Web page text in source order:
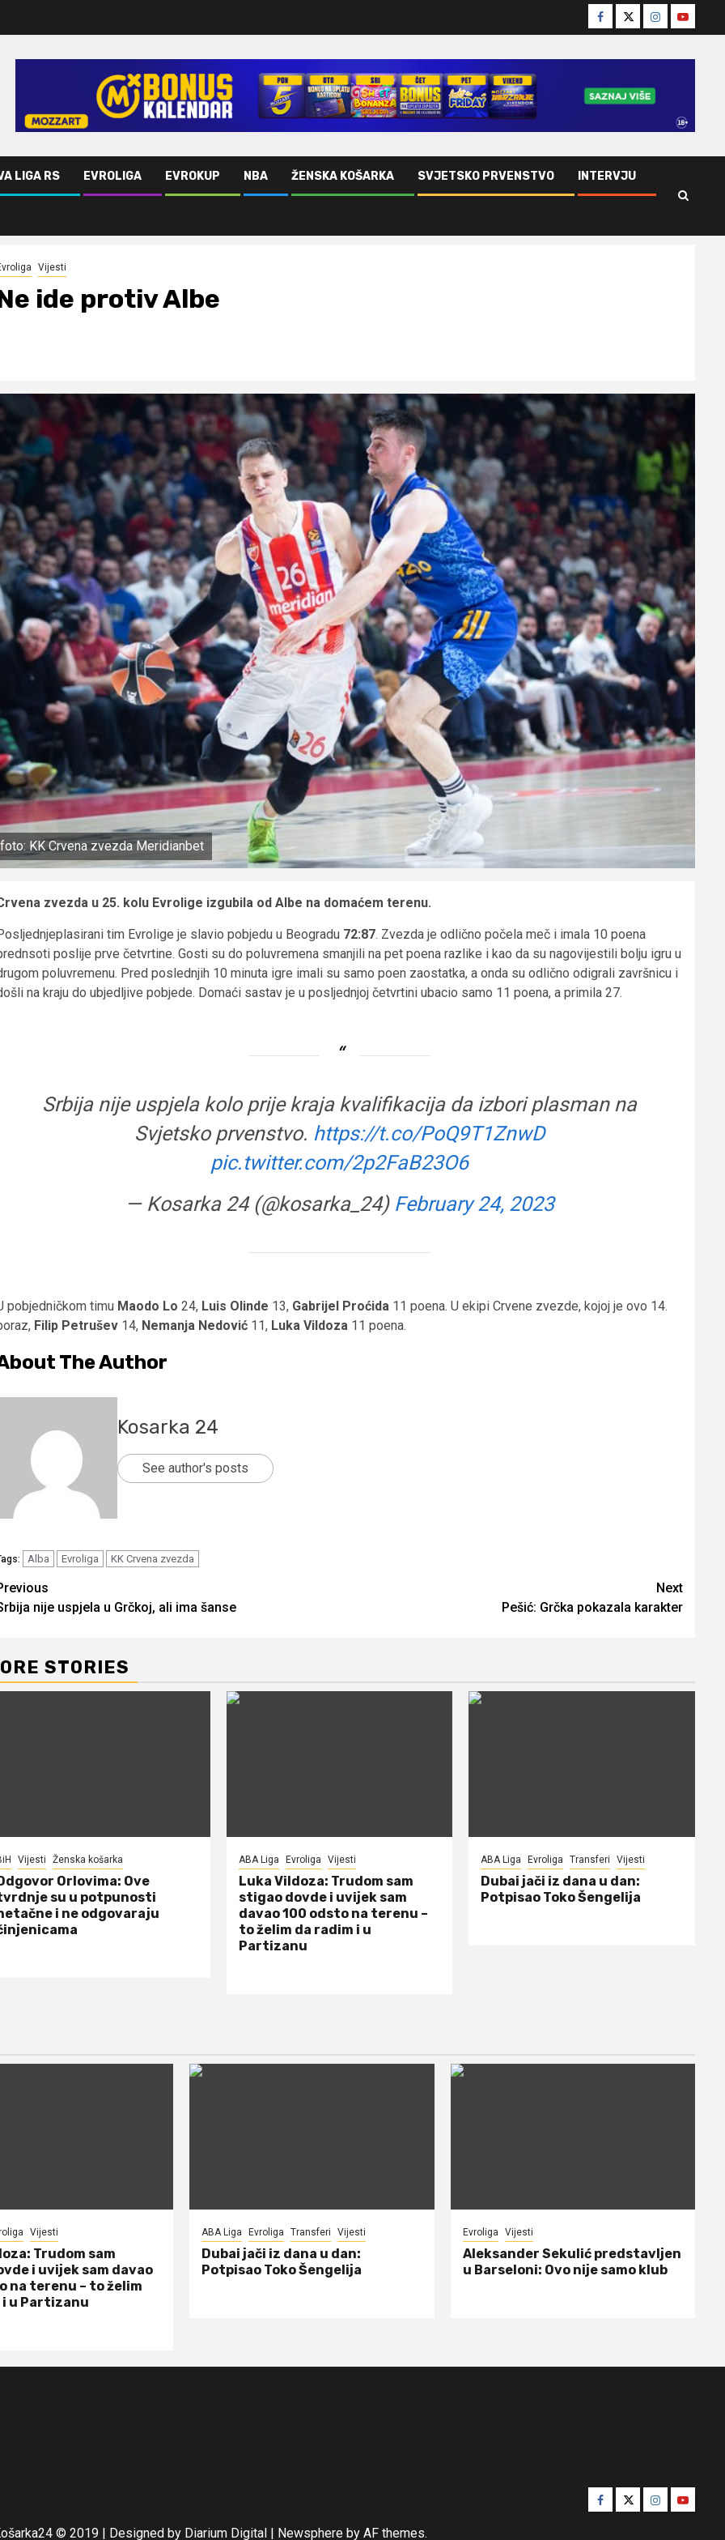
Facebook
TwitterInstagram
Youtube
LIGA RS EVROLIGA EVROKUP NBA ŽENSKA KOŠARKA SVJETSKO PRVENSTVO INTERVJU
Vijesti
ide protiv Albe
foto: KK Crvena zvezda Meridianbet
zvezda u 25. kolu Evrolige izgubila od Albe na domaćem terenu.
tim Evrolige je slavio pobjedu u Beogradu 72:87. Zvezda je odlično počela meč i imala 10 poena
poslije prve četvrtine. Gosti su do poluvremena smanjili na pet poena razlike i kao da su nagovijestili bolju igru u
poluvremenu. Pred poslednjih 10 minuta igre imali su samo poen zaostatka, a onda su odlično odigrali završnicu i
na kraju do ubjedljive pobjede. Domaći sastav je u posljednjoj četvrtini ubacio samo 11 poena, a primila 27.
Srbija nije uspjela kolo prije kraja kvalifikacija da izbori plasman na
Svjetsko prvenstvo. https://t.co/PoQ9T1ZnwD
pic.twitter.com/2p2FaB23O6
— Kosarka 24 (@kosarka_24) February 24, 2023
pobjedničkom timu Maodo Lo 24, Luis Olinde 13, Gabrijel Proćida 11 poena. U ekipi Crvene zvezde, kojoj je ovo 14.
Filip Petrušev 14, Nemanja Nedović 11, Luka Vildoza 11 poena.
The Author
Kosarka 24
See author's posts
Alba Evroliga KK Crvena zvezda
nije uspjela u Grčkoj, ali ima šanse
Next
Pešić: Grčka pokazala karakter
STORIES
Vijesti Ženska košarka
Orlovima: ​Ove
su u potpunosti
i ne odgovaraju
ABA Liga Evroliga Vijesti
Luka Vildoza: Trudom sam
stigao dovde i uvijek sam
davao 100 odsto na terenu –
to želim da radim i u
Partizanu
ABA Liga Evroliga Transferi Vijesti
Dubai jači iz dana u dan:
Potpisao Toko Šengelija
Vijesti
Trudom sam
i uvijek sam davao
na terenu – to želim
u Partizanu
ABA Liga Evroliga Transferi Vijesti
Dubai jači iz dana u dan:
Potpisao Toko Šengelija
Evroliga Vijesti
Aleksander Sekulić predstavljen
u Barseloni: Ovo nije samo klub
Facebook
TwitterInstagram
Youtube
© 2019 | Designed by Diarium Digital | Newsphere by AF themes.